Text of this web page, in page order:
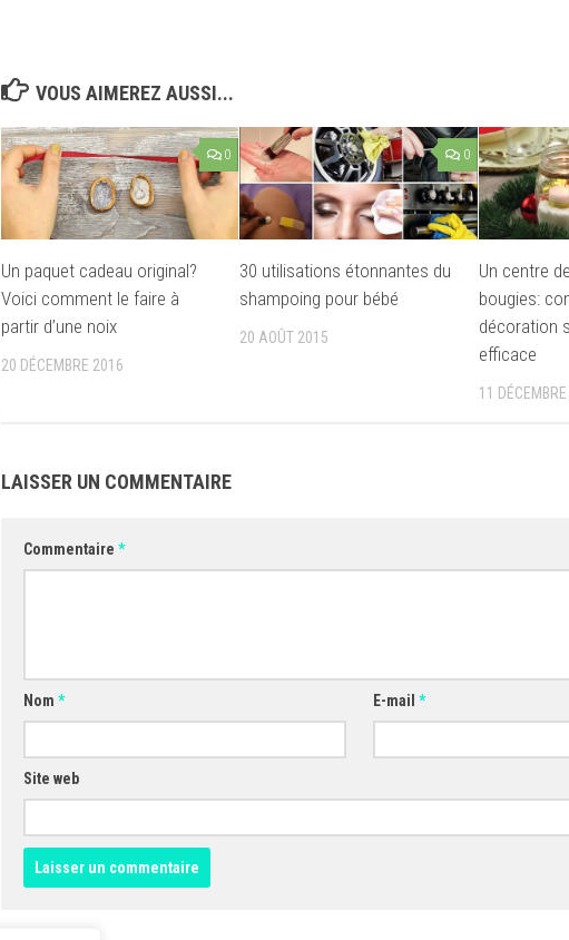
VOUS AIMEREZ AUSSI...
0
Un paquet cadeau original?
Voici comment le faire à
partir d’une noix
20 DÉCEMBRE 2016
0
30 utilisations étonnantes du
shampoing pour bébé
20 AOÛT 2015
Un centre
bougies:
décoration
efficace
11
LAISSER UN COMMENTAIRE
Commentaire *
Nom * E-mail*
Site web